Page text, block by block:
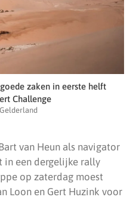
zaken in eerste helft
Challenge
van Heun als navigator
in een dergelijke rally
op zaterdag moest
Loon en Gert Huzink voor